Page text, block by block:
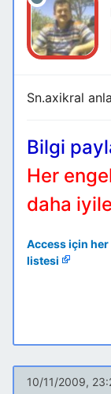
Sn.axikral
Bilgi
Her
daha
Access için her
listesi
10/11/2009,